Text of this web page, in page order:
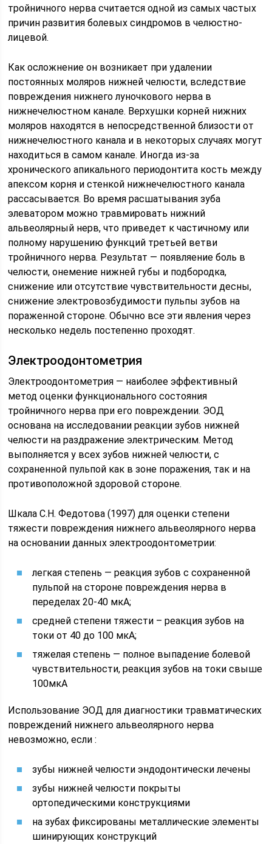
тройничного нерва считается одной из самых частых
причин развития болевых синдромов в челюстно-
лицевой.
Как осложнение он возникает при удалении
постоянных моляров нижней челюсти, вследствие
повреждения нижнего луночкового нерва в
нижнечелюстном канале. Верхушки корней нижних
моляров находятся в непосредственной близости от
нижнечелюстного канала и в некоторых случаях могут
находиться в самом канале. Иногда из-за
хронического апикального периодонтита кость между
апексом корня и стенкой нижнечелюстного канала
рассасывается. Во время расшатывания зуба
элеватором можно травмировать нижний
альвеолярный нерв, что приведет к частичному или
полному нарушению функций третьей ветви
тройничного нерва. Результат — появляение боль в
челюсти, онемение нижней губы и подбородка,
снижение или отсутствие чувствительности десны,
снижение электровозбудимости пульпы зубов на
пораженной стороне. Обычно все эти явления через
несколько недель постепенно проходят.
Электроодонтометрия
Электроодонтометрия — наиболее эффективный
метод оценки функционального состояния
тройничного нерва при его повреждении. ЭОД
основана на исследовании реакции зубов нижней
челюсти на раздражение электрическим. Метод
выполняется у всех зубов нижней челюсти, с
сохраненной пульпой как в зоне поражения, так и на
противоположной здоровой стороне.
Шкала С.Н. Федотова (1997) для оценки степени
тяжести повреждения нижнего альвеолярного нерва
на основании данных электроодонтометрии:
легкая степень — реакция зубов с сохраненной
пульпой на стороне повреждения нерва в
переделах 20-40 мкА;
средней степени тяжести – реакция зубов на
токи от 40 до 100 мкА;
тяжелая степень — полное выпадение болевой
чувствительности, реакция зубов на токи свыше
100мкА
Использование ЭОД для диагностики травматических
повреждений нижнего альвеолярного нерва
невозможно, если :
зубы нижней челюсти эндодонтически лечены
зубы нижней челюсти покрыты
ортопедическими конструкциями
на зубах фиксированы металлические элементы
шинирующих конструкций